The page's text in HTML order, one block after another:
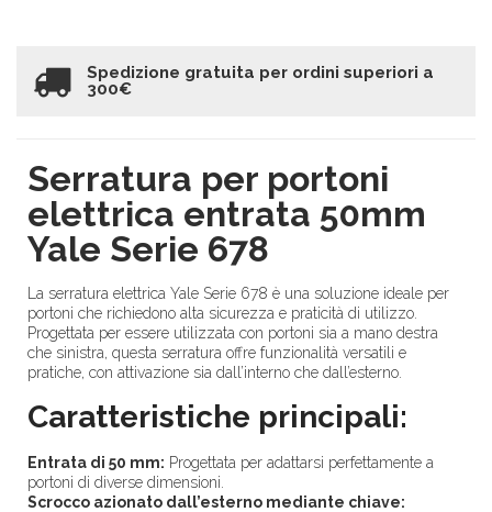
Spedizione gratuita per ordini superiori a
300€
Serratura per portoni
elettrica entrata 50mm
Yale Serie 678
La serratura elettrica Yale Serie 678 è una soluzione ideale per
portoni che richiedono alta sicurezza e praticità di utilizzo.
Progettata per essere utilizzata con portoni sia a mano destra
che sinistra, questa serratura offre funzionalità versatili e
pratiche, con attivazione sia dall’interno che dall’esterno.
Caratteristiche principali:
Entrata di 50 mm: Progettata per adattarsi perfettamente a
portoni di diverse dimensioni.
Scrocco azionato dall’esterno mediante chiave: